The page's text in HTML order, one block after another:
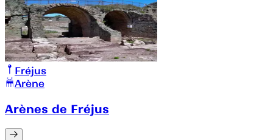
Fréjus
Arène
Arènes de Fréjus